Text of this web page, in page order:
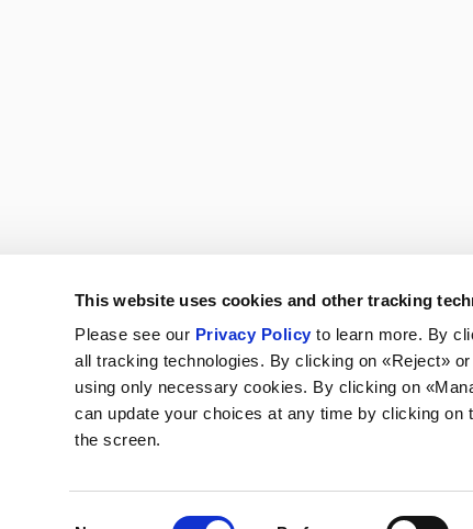
This website uses cookies and other tracking
Please see our Privacy Policy to learn more. By
all tracking technologies. By clicking on «Reject»
using only necessary cookies. By clicking on
can update your choices at any time by clicking on
the screen.